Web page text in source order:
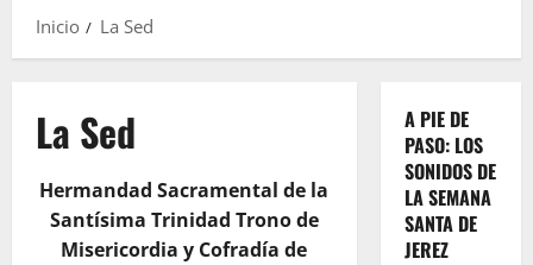
Inicio
La Sed
La Sed
Hermandad Sacramental de la
Santísima Trinidad Trono de
Misericordia y Cofradía de
A PIE DE
PASO: LOS
SONIDOS DE
LA SEMANA
SANTA DE
JEREZ